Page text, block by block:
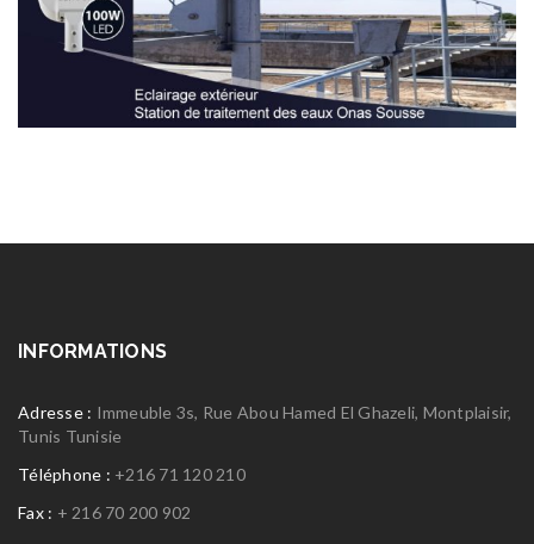
INFORMATIONS
Adresse : Immeuble 3s, Rue Abou Hamed El Ghazeli, Montplaisir,
Tunis Tunisie
Téléphone : +216 71 120 210
Fax : + 216 70 200 902